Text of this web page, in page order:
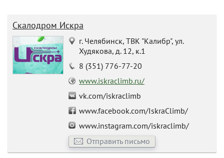
Скалодром Искра
г. Челябинск, ТВК "Калибр", ул.
Худякова, д. 12, к.1
8 (351) 776-77-20
www.iskraclimb.ru/
vk.com/iskraclimb
www.facebook.com/IskraClimb/
www.instagram.com/iskraclimb/
Отправить письмо